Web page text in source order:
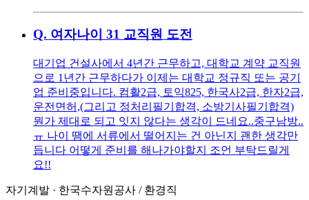
Q. 여자나이 31 교직원 도전
대기업 건설사에서 4년간 근무하고, 대학교 계약 교직원
으로 1년간 근무하다가 이제는 대학교 정규직 또는 공기
업 준비중입니다. 컴활2급, 토익825, 한국사2급, 한자2급,
운전면허,(그리고 정처리필기합격, 소방기사필기합격)
뭔가 제대로 되고 잇지 않다는 생각이 드네요..중구남방..
ㅠ 나이 땜에 서류에서 떨어지는 건 아닌지 괜한 생각만
듭니다 어떻게 준비를 해나가야할지 조언 부탁드릴게
요!!
자기계발 · 한국수자원공사 / 환경직